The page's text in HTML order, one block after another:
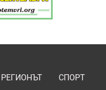
РЕГИОНЪТ
СПОРТ